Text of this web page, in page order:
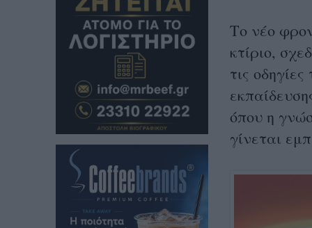
Το νέο
κτίριο,
τις
όπου η
γίνεται